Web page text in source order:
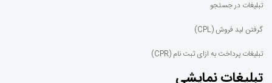
تبلیغات در جستجو
گرفتن لید فروش (CPL)
تبلیغات پرداخت به ازای ثبت نام (CPR)
تبلیغات نمایشی